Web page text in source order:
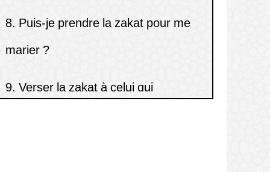
marier ?
9.Verser la zakat à celui qui
enseigne le Coran aux élèves dans